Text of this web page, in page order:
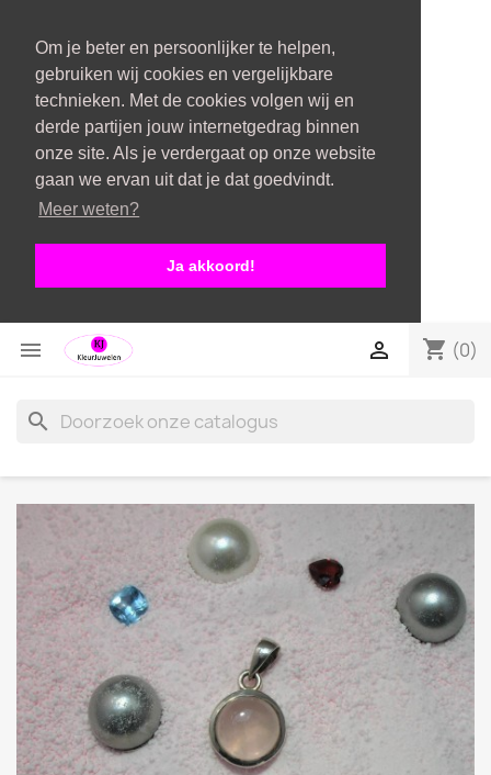
Om je beter en persoonlijker te helpen,
gebruiken wij cookies en vergelijkbare
technieken. Met de cookies volgen wij en
derde partijen jouw internetgedrag binnen
onze site. Als je verdergaat op onze website
gaan we ervan uit dat je dat goedvindt.
Meer weten?
Ja akkoord!
 shopping_cart (0)

search